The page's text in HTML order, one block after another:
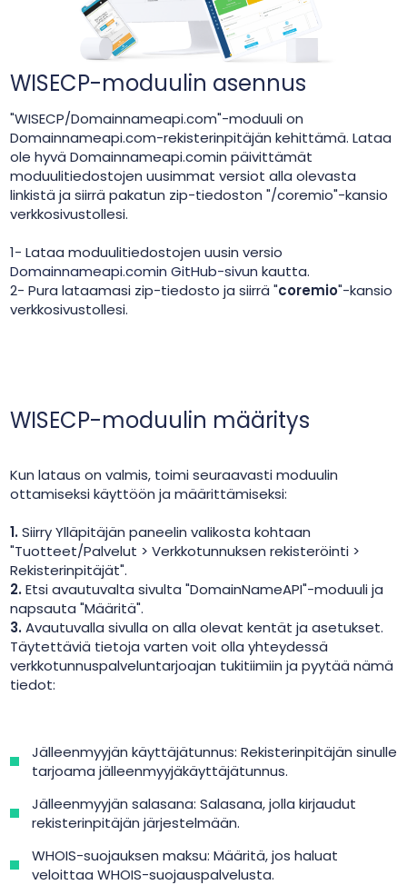
WISECP-moduulin asennus
"WISECP/Domainnameapi.com"-moduuli on
Domainnameapi.com-rekisterinpitäjän kehittämä. Lataa
ole hyvä Domainnameapi.comin päivittämät
moduulitiedostojen uusimmat versiot alla olevasta
linkistä ja siirrä pakatun zip-tiedoston "/coremio"-kansio
verkkosivustollesi.
1- Lataa moduulitiedostojen uusin versio
Domainnameapi.comin GitHub-sivun kautta.
2- Pura lataamasi zip-tiedosto ja siirrä "coremio"-kansio
verkkosivustollesi.
WISECP-moduulin määritys
Kun lataus on valmis, toimi seuraavasti moduulin
ottamiseksi käyttöön ja määrittämiseksi:
1.Siirry Ylläpitäjän paneelin valikosta kohtaan
"Tuotteet/Palvelut > Verkkotunnuksen rekisteröinti >
Rekisterinpitäjät".
2.Etsi avautuvalta sivulta "DomainNameAPI"-moduuli ja
napsauta "Määritä".
3.Avautuvalla sivulla on alla olevat kentät ja asetukset.
Täytettäviä tietoja varten voit olla yhteydessä
verkkotunnuspalveluntarjoajan tukitiimiin ja pyytää nämä
tiedot:
Jälleenmyyjän käyttäjätunnus: Rekisterinpitäjän sinulle
tarjoama jälleenmyyjäkäyttäjätunnus.
Jälleenmyyjän salasana: Salasana, jolla kirjaudut
rekisterinpitäjän järjestelmään.
WHOIS-suojauksen maksu: Määritä, jos haluat
veloittaa WHOIS-suojauspalvelusta.